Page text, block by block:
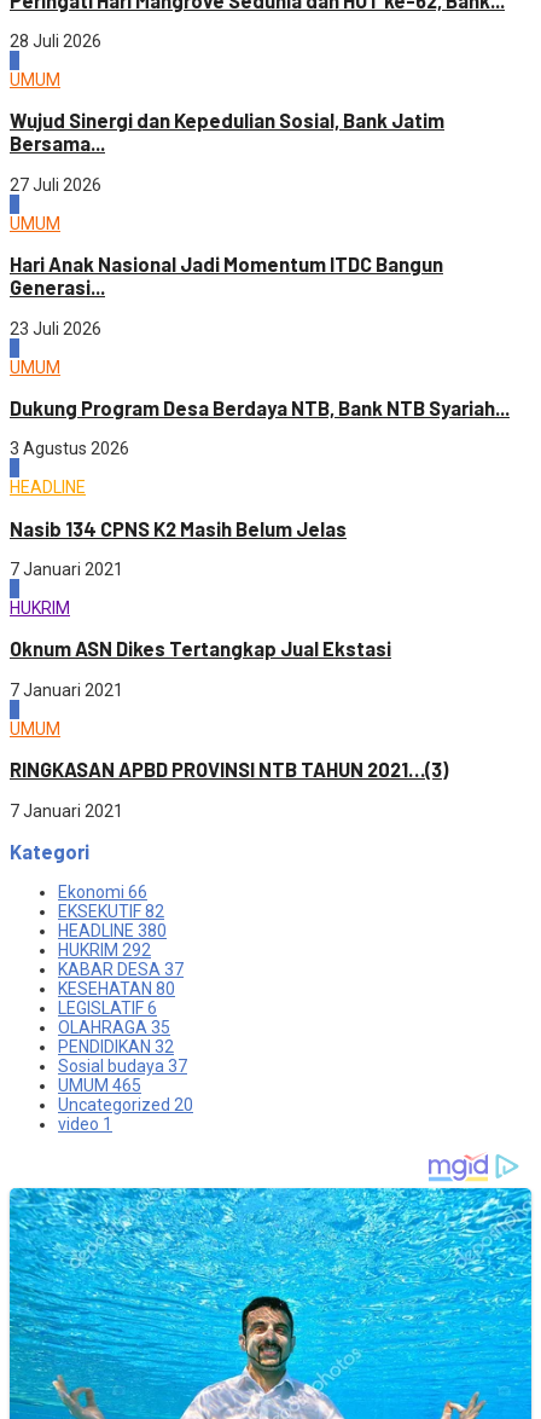
28 Juli 2026
UMUM
Wujud Sinergi dan Kepedulian Sosial, Bank Jatim
Bersama...
27 Juli 2026
UMUM
Hari Anak Nasional Jadi Momentum ITDC Bangun
Generasi...
23 Juli 2026
UMUM
Dukung Program Desa Berdaya NTB, Bank NTB Syariah...
3 Agustus 2026
HEADLINE
Nasib 134 CPNS K2 Masih Belum Jelas
7 Januari 2021
HUKRIM
Oknum ASN Dikes Tertangkap Jual Ekstasi
7 Januari 2021
UMUM
RINGKASAN APBD PROVINSI NTB TAHUN 2021…(3)
7 Januari 2021
Kategori
Ekonomi 66
EKSEKUTIF82
HEADLINE 380
HUKRIM 292
KABAR DESA37
KESEHATAN 80
LEGISLATIF6
OLAHRAGA35
PENDIDIKAN 32
Sosial budaya37
UMUM 465
Uncategorized 20
video 1